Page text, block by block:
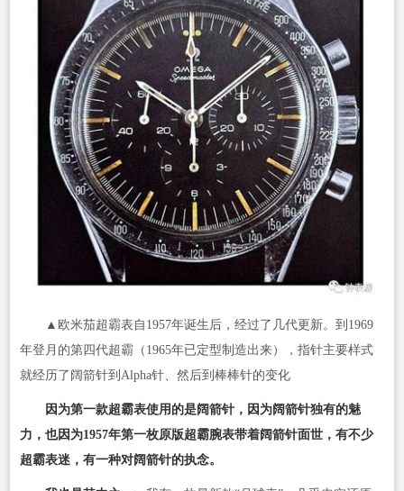
▲欧米茄超霸表自1957年诞生后，经过了几代更新。到1969
年登月的第四代超霸（1965年已定型制造出来），指针主要样式
就经历了阔箭针到Alpha针、然后到棒棒针的变化
因为第一款超霸表使用的是阔箭针，因为阔箭针独有的魅
力，也因为1957年第一枚原版超霸腕表带着阔箭针面世，有不少
超霸表迷，有一种对阔箭针的执念。